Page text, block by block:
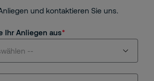
und kontaktieren Sie uns.
Ihr Anliegen aus
--